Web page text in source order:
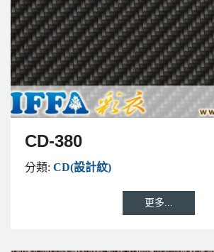
CD-380
分類: CD(設計紋)
更多...